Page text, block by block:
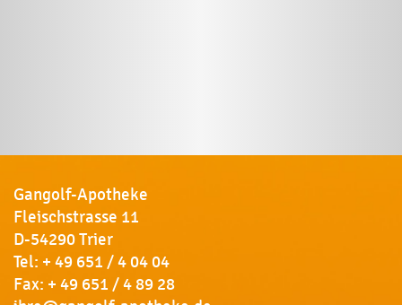
Gangolf-Apotheke
Fleischstrasse 11
D-54290 Trier
Tel: + 49 651 / 4 04 04
Fax: + 49 651 / 4 89 28